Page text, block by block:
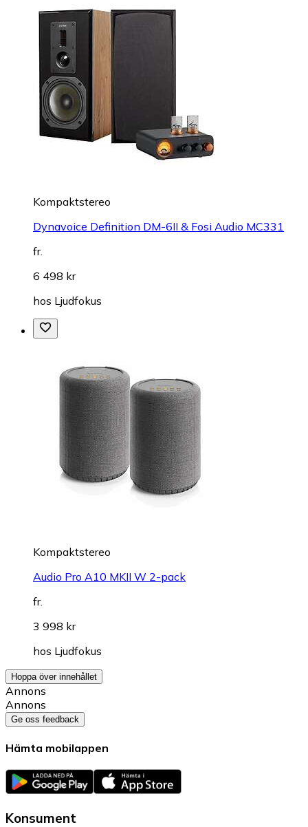
Kompaktstereo
Dynavoice Definition DM-6II & Fosi Audio MC331
fr.
6 498 kr
hos Ljudfokus
Kompaktstereo
Audio Pro A10 MKII W 2-pack
fr.
3 998 kr
hos Ljudfokus
Hoppa över innehållet
Annons
Annons
Ge oss feedback
Hämta mobilappen
Konsument